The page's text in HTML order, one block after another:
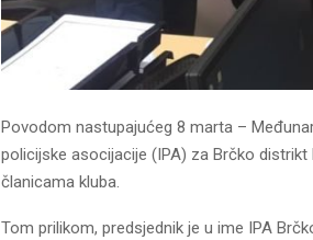
Povodom nastupajućeg 8 marta –
policijske asocijacije (IPA) za Brčko
članicama kluba.
Tom prilikom, predsjednik je u ime IPA